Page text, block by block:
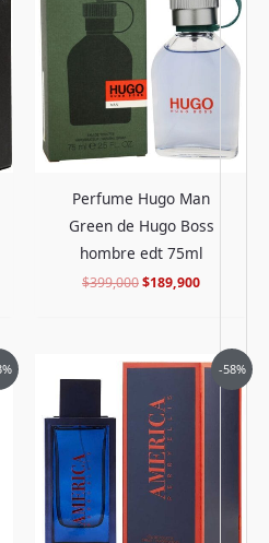
Perfume Hugo Man
Green de Hugo Boss
hombre edt 75ml
$399,000
$399,000.
$189,900
es:
$189,900.
-58%
El
original
era:
$424,000.
El
precio
actual
es: